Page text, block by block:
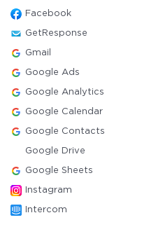
Facebook
GetResponse
Gmail
Google Ads
Google Analytics
Google Calendar
Google Contacts
Google Drive
Google Sheets
Instagram
Intercom